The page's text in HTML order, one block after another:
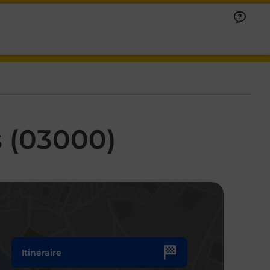
(03000)
Itinéraire